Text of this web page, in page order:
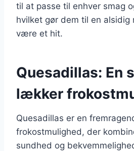
til at passe til enhver smag
hvilket gør dem til en alsidig
være et hit.
Quesadillas: En
lækker
Quesadillas er en
frokostmulighed, der
sundhed og